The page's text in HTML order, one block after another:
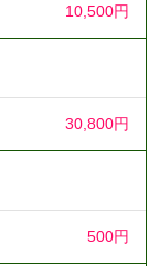
10,500円
30,800円
500円